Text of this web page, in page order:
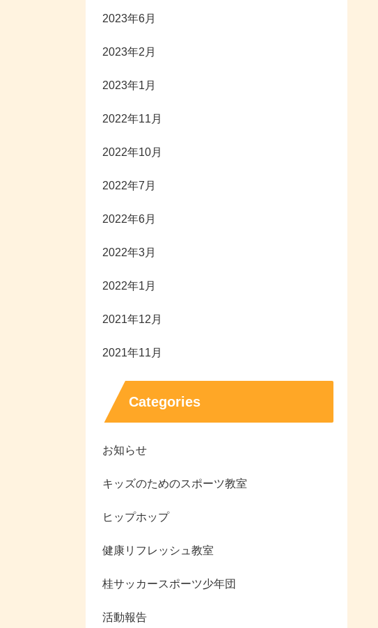
2023年6月
2023年2月
2023年1月
2022年11月
2022年10月
2022年7月
2022年6月
2022年3月
2022年1月
2021年12月
2021年11月
Categories
お知らせ
キッズのためのスポーツ教室
ヒップホップ
健康リフレッシュ教室
桂サッカースポーツ少年団
活動報告